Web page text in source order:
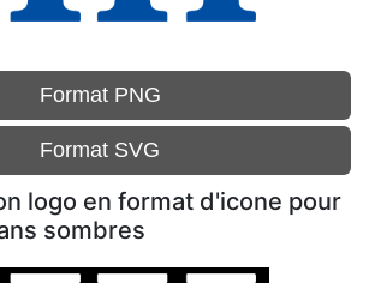
Format PNG
Format SVG
logo en format d'icone pour
sombres